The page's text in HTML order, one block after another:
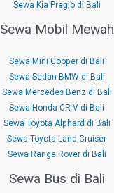
Sewa Kia Pregio di Bali
Sewa Mobil Mewah
Sewa Mini Cooper di Bali
Sewa Sedan BMW di Bali
Sewa Mercedes Benz di Bali
Sewa Honda CR-V di Bali
Sewa Toyota Alphard di Bali
Sewa Toyota Land Cruiser
Sewa Range Rover di Bali
Sewa Bus di Bali